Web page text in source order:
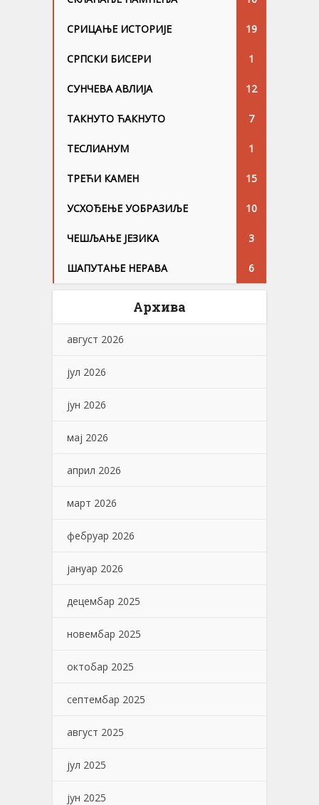
СРИЦАЊЕ ИСТОРИЈЕ 19
СРПСКИ БИСЕРИ 1
СУНЧЕВА АВЛИЈА 12
ТАКНУТО ЋАКНУТО 7
ТЕСЛИАНУМ 1
ТРЕЋИ КАМЕН 15
УСХОЂЕЊЕ УОБРАЗИЉЕ 10
ЧЕШЉАЊЕ ЈЕЗИKА 3
ШАПУТАЊЕ НЕРАВА 6
Архива
август 2026
јул 2026
јун 2026
мај 2026
април 2026
март 2026
фебруар 2026
јануар 2026
децембар 2025
новембар 2025
октобар 2025
септембар 2025
август 2025
јул 2025
јун 2025